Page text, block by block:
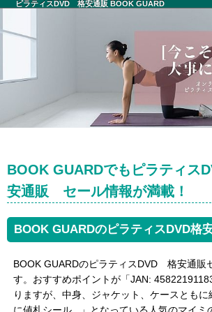
ピラティスDVD 格安通販 BOOK GUARD
BOOK GUARDでもピラティス
安通販 セール情報が満載！
BOOK GUARDのピラティスDVD格
BOOK GUARDのピラティスDVD 格安通販
す。おすすめポイントが「JAN:
りますが、中身、ジャケット、ケースとも